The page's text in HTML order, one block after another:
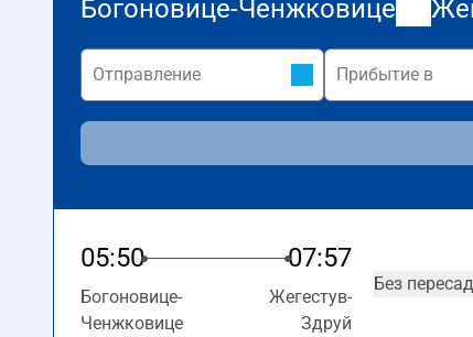
Богоновице-Ченжковице
05:50 07:57
Богоновице-
Ченжковице
Жегестув-
Здруй
Без